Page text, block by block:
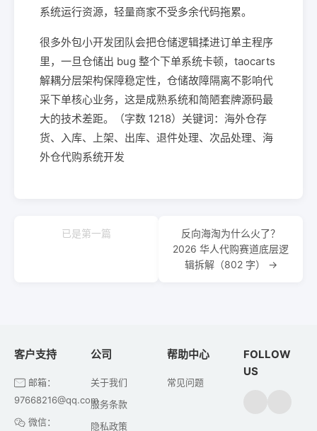
系统运行资源，轻量商家不受多余代码拖累。
很多外包小开发团队会把仓储逻辑揉进订单主程序
里，一旦仓储出 bug 整个下单系统卡顿，taocarts
解耦分层架构保障稳定性，仓储故障隔离不影响代
采下单核心业务，这是成熟系统和简陋套牌源码最
大的技术差距。（字数 1218）关键词：海外仓存
货、入库、上架、出库、退件处理、次品处理、海
外仓代购系统开发
已是第一篇
反向海淘为什么火了？
2026 华人代购赛道底层逻
辑拆解（802 字） →
客户支持
邮箱：
97668216@qq.com
微信：
公司
关于我们
服务条款
隐私政策
帮助中心
常见问题
FOLLOW
US